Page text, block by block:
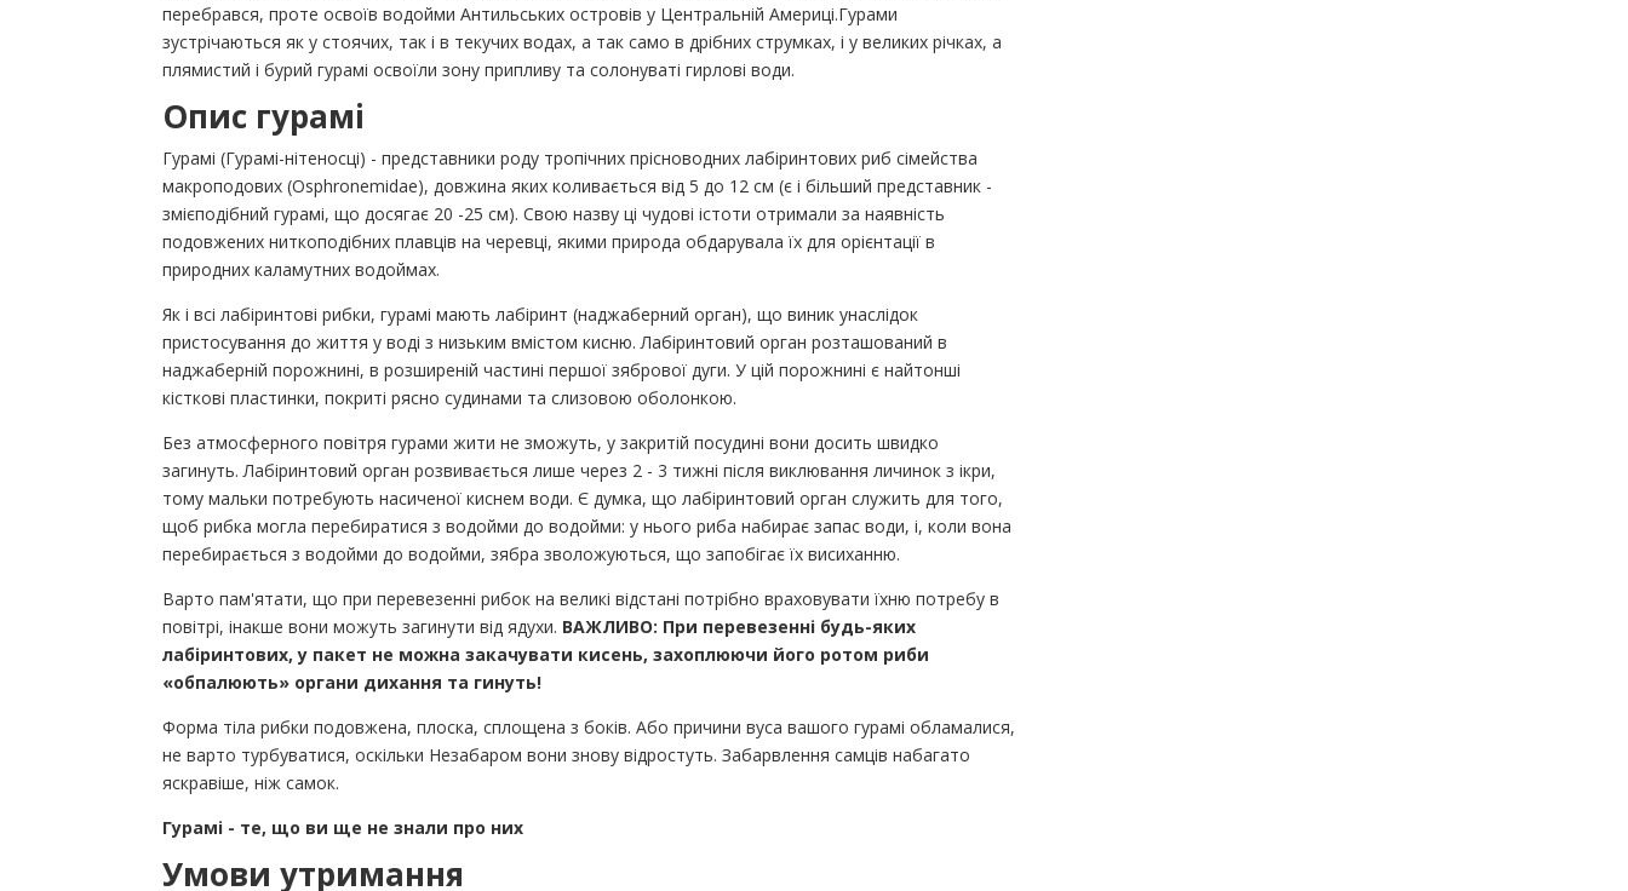
перебрався, проте освоїв водойми Антильських островів у Центральній Америці.Гурами
зустрічаються як у стоячих, так і в текучих водах, а так само в дрібних струмках, і у великих річках, а
плямистий і бурий гурамі освоїли зону припливу та солонуваті гирлові води.
Опис гурамі
Гурамі (Гурамі-нітеносці) - представники роду тропічних прісноводних лабіринтових риб сімейства
макроподових (Osphronemidae), довжина яких коливається від 5 до 12 см (є і більший представник -
змієподібний гурамі, що досягає 20 -25 см). Свою назву ці чудові істоти отримали за наявність
подовжених ниткоподібних плавців на черевці, якими природа обдарувала їх для орієнтації в
природних каламутних водоймах.
Як і всі лабіринтові рибки, гурамі мають лабіринт (наджаберний орган), що виник унаслідок
пристосування до життя у воді з низьким вмістом кисню. Лабіринтовий орган розташований в
наджаберній порожнині, в розширеній частині першої зябрової дуги. У цій порожнині є найтонші
кісткові пластинки, покриті рясно судинами та слизовою оболонкою.
Без атмосферного повітря гурами жити не зможуть, у закритій посудині вони досить швидко
загинуть. Лабіринтовий орган розвивається лише через 2 - 3 тижні після виклювання личинок з ікри,
тому мальки потребують насиченої киснем води. Є думка, що лабіринтовий орган служить для того,
щоб рибка могла перебиратися з водойми до водойми: у нього риба набирає запас води, і, коли вона
перебирається з водойми до водойми, зябра зволожуються, що запобігає їх висиханню.
Варто пам'ятати, що при перевезенні рибок на великі відстані потрібно враховувати їхню потребу в
повітрі, інакше вони можуть загинути від ядухи. ВАЖЛИВО: При перевезенні будь-яких
лабіринтових, у пакет не можна закачувати кисень, захоплюючи його ротом риби
«обпалюють» органи дихання та гинуть!
Форма тіла рибки подовжена, плоска, сплощена з боків. Або причини вуса вашого гурамі обламалися,
не варто турбуватися, оскільки Незабаром вони знову відростуть. Забарвлення самців набагато
яскравіше, ніж самок.
Гурамі - те, що ви ще не знали про них
Умови утримання